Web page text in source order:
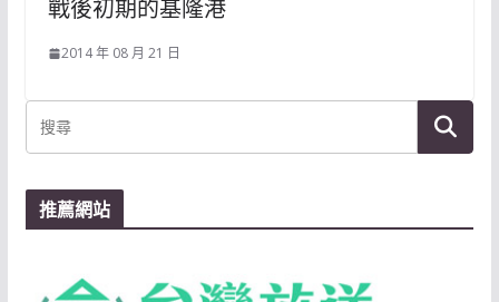
戰後初期的基隆港
2014 年 08 月 21 日
推薦網站